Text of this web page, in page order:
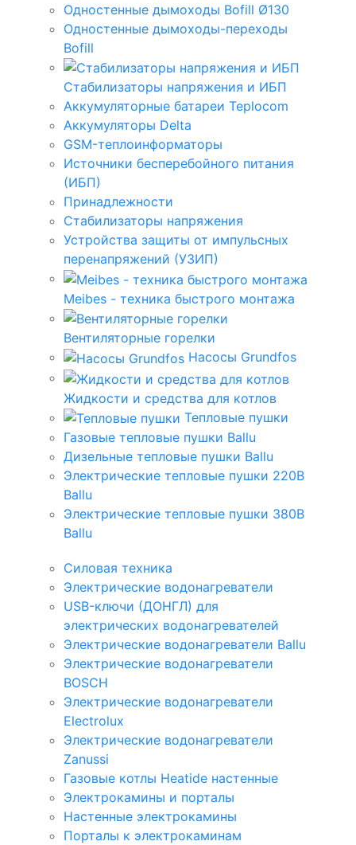
Одностенные дымоходы Bofill Ø130
Одностенные дымоходы-переходы
Bofill
Стабилизаторы напряжения и ИБП
Аккумуляторные батареи Teplocom
Аккумуляторы Delta
GSM-теплоинформаторы
Источники бесперебойного питания
(ИБП)
Принадлежности
Стабилизаторы напряжения
Устройства защиты от импульсных
перенапряжений (УЗИП)
Meibes - техника быстрого монтажа
Вентиляторные горелки
Насосы Grundfos
Жидкости и средства для котлов
Тепловые пушки
Газовые тепловые пушки Ballu
Дизельные тепловые пушки Ballu
Электрические тепловые пушки 220В
Ballu
Электрические тепловые пушки 380В
Ballu
Силовая техника
Электрические водонагреватели
USB-ключи (ДОНГЛ) для
электрических водонагревателей
Электрические водонагреватели Ballu
Электрические водонагреватели
BOSCH
Электрические водонагреватели
Electrolux
Электрические водонагреватели
Zanussi
Газовые котлы Heatide настенные
Электрокамины и порталы
Настенные электрокамины
Порталы к электрокаминам